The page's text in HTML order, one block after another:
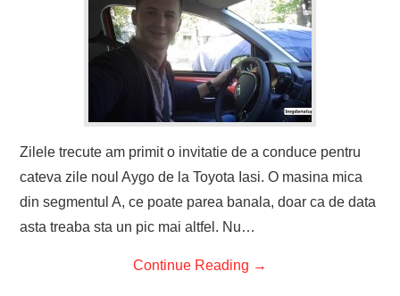
Zilele trecute am primit o invitatie de a conduce pentru
cateva zile noul Aygo de la Toyota Iasi. O masina mica
din segmentul A, ce poate parea banala, doar ca de data
asta treaba sta un pic mai altfel. Nu…
Continue Reading →